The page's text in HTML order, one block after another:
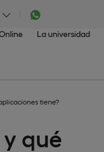
La universidad
tiene?
qué